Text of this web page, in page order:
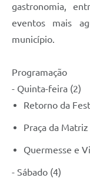
gastronomia,
eventos mais
município.
Programação
- Quinta-feira (2)
Retorno da
Praça da Matriz
Quermesse e
- Sábado (4)